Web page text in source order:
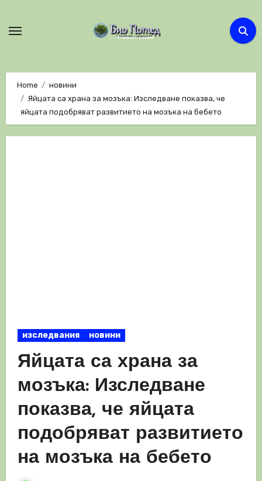
Home
новини
Яйцата са храна за мозъка: Изследване показва, че
яйцата подобряват развитието на мозъка на бебето
изследвания новини
Яйцата са храна за
мозъка: Изследване
показва, че яйцата
подобряват развитието
на мозъка на бебето